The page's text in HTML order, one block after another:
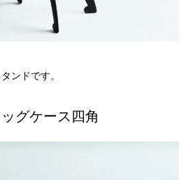
ンドです。
グケース四角